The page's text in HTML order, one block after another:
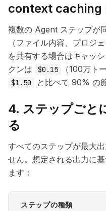
context caching
複数の Agent ステップが
（ファイル内容、プロジ
を共有する場合はキャッ
クンは
$0.15 （100万ト
$1.50 と比べて 90% の
4. ステップごと
る
すべてのステップが最大
せん。想定される出力に
ます：
ステップの種類